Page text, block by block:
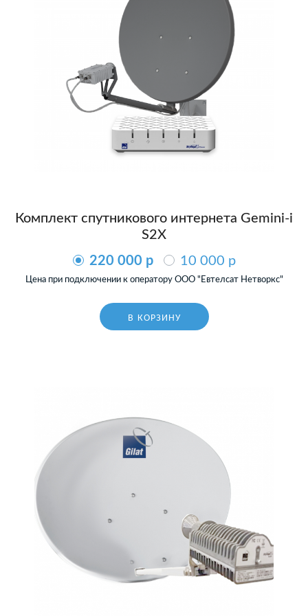
Комплект спутникового интернета Gemini-i
S2X
220 000 p
10 000 p
Цена при подключении к оператору ООО "Евтелсат Нетворкс"
В КОРЗИНУ